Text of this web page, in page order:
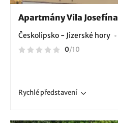
Apartmány Vila Josefína
Českolipsko - Jizerské hory
0/10
Rychlépředstavení